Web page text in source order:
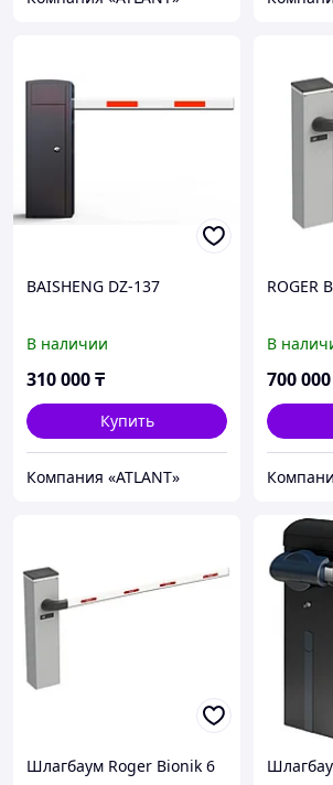
BAISHENG DZ-137
В наличии
310 000₸
Купить
Компания «ATLANT»
ROGER
В
700 000
Шлагбаум Roger Bionik 6